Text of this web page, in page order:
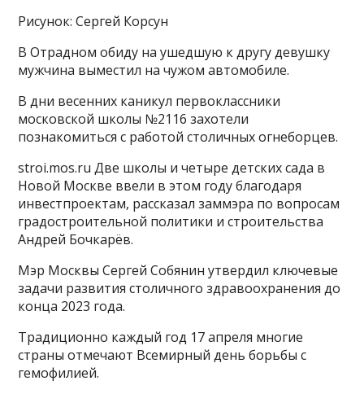
Рисунок: Сергей Корсун
В Отрадном обиду на ушедшую к другу девушку
мужчина выместил на чужом автомобиле.
В дни весенних каникул первоклассники
московской школы №2116 захотели
познакомиться с работой столичных огнеборцев.
stroi.mos.ru Две школы и четыре детских сада в
Новой Москве ввели в этом году благодаря
инвестпроектам, рассказал заммэра по вопросам
градостроительной политики и строительства
Андрей Бочкарёв.
Мэр Москвы Сергей Собянин утвердил ключевые
задачи развития столичного здравоохранения до
конца 2023 года.
Традиционно каждый год 17 апреля многие
страны отмечают Всемирный день борьбы с
гемофилией.